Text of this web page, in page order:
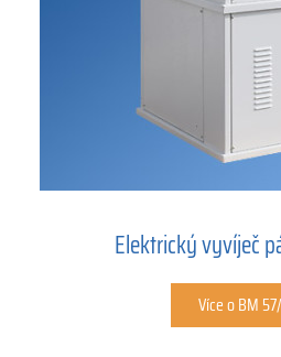
Elektrický vyvíječ
Více o BM